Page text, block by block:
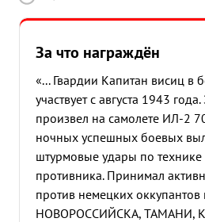
За что награждён
«... Гвардии Капитан висиц в
участвует с августа 1943
произвел на самолете ИЛ-2
ночных успешных боевых
штурмовые удары по
противника. Принимал
против немецких
НОВОРОССИЙСКА, ТАМАНИ,